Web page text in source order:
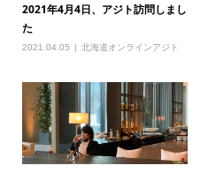
2021年4月4日、アジト訪問しまし
た
2021.04.05 北海道オンラインアジト